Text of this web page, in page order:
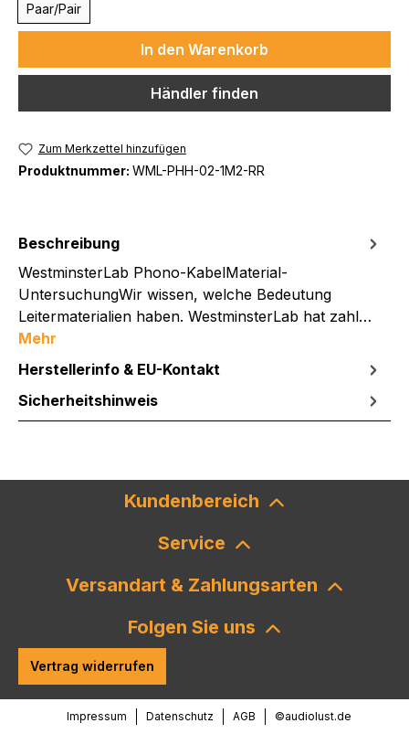
Paar/Pair
In den Warenkorb
Händler finden
Zum Merkzettel hinzufügen
Produktnummer: WML-PHH-02-1M2-RR
Beschreibung
WestminsterLab Phono-KabelMaterial-
UntersuchungWir wissen, welche Bedeutung
Leitermaterialien haben. WestminsterLab hat zahl…
Mehr
Herstellerinfo & EU-Kontakt
Sicherheitshinweis
Kundenbereich
Service
Versandart & Zahlungsarten
Folgen Sie uns
Vertrag widerrufen
Impressum Datenschutz AGB ©audiolust.de